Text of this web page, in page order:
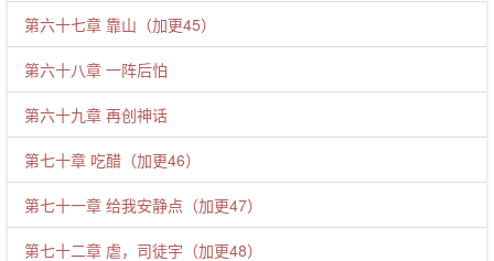
第六十七章 靠山（加更45）
第六十八章 一阵后怕
第六十九章 再创神话
第七十章 吃醋（加更46）
第七十一章 给我安静点（加更47）
第七十二章 虐，司徒宇（加更48）